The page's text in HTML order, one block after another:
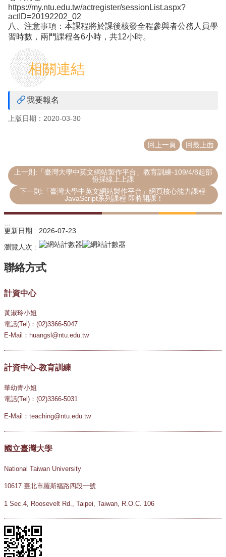
https://my.ntu.edu.tw/actregister/sessionList.aspx?
actID=20192202_02
八、注意事項：本課程將於課後核發全程參與者公務人員學
習時數，兩門課程各6小時，共12小時。
相關連結
我要報名
上版日期：2020-03-30
回上一頁 回最上面
上一則:「臺灣大學中英文網站製作平台」教育訓練-109/4/8起部
份採線上上課
下一則:「臺灣大學中英文網站製作平台」網頁核心能力課程-
JavaScript系列課程 即將開課！
:::
更新日期
2026-07-23
瀏覽人次
計資中心
黃淑玲小姐
電話(Tel)：(02)3366-5047
E-Mail：huangsl@ntu.edu.tw
計資中心-教育訓練
華幼青小姐
電話(Tel)：(02)3366-5031
E-Mail：teaching@ntu.edu.tw
國立臺灣大學
National Taiwan University
10617 臺北市羅斯福路四段一號
1 Sec.4, Roosevelt Rd., Taipei, Taiwan, R.O.C. 106